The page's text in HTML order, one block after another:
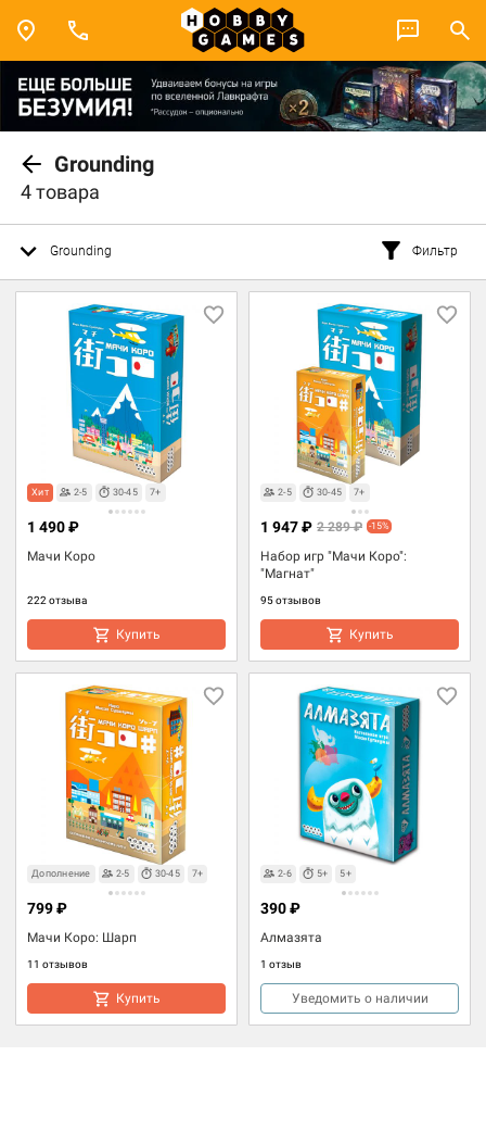
Grounding
4 товара
Grounding Фильтр
Хит 2-5 30-45 7+
Мачи Коро
222 отзыва
1 490 ₽
Купить
2-5 30-45 7+
Набор игр "Мачи Коро":
"Магнат"
95 отзывов
1 947 ₽ 2 289 ₽ -15%
Купить
Дополнение 2-5 30-45 7+
Мачи Коро: Шарп
11 отзывов
799 ₽
Купить
2-6 5+ 5+
Алмазята
1 отзыв
390 ₽
Уведомить о наличии